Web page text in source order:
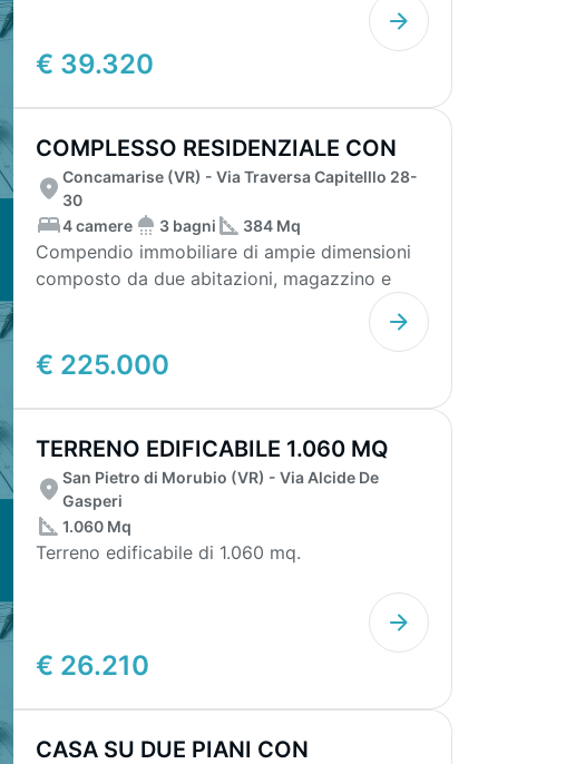
€ 39.320
COMPLESSO RESIDENZIALE CON
DUE ABITAZION...
€ 225.000
Concamarise (VR) - Via Traversa Capitelllo 28-
30
4 camere
3 bagni 384 Mq
Compendio immobiliare di ampie dimensioni
composto da due abitazioni, magazzino e
TERRENO EDIFICABILE 1.060 MQ
€ 26.210
San Pietro di Morubio (VR) - Via Alcide De
Gasperi
1.060 Mq
Terreno edificabile di 1.060 mq.
CASA SU DUE PIANI CON